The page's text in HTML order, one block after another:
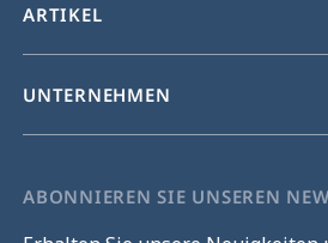
ARTIKEL
UNTERNEHMEN
ABONNIEREN SIE UNSEREN